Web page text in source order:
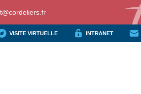
VISITE VIRTUELLE INTRANET